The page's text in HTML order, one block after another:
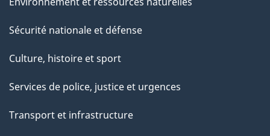
Sécurité nationale et défense
Culture, histoire et sport
Services de police, justice et urgences
Transport et infrastructure